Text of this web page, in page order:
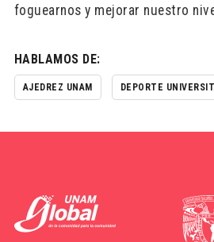
foguearnos y mejorar nuestro
HABLAMOS DE:
AJEDREZ UNAM DEPORTE